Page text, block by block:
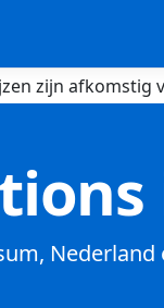
zijn afkomstig